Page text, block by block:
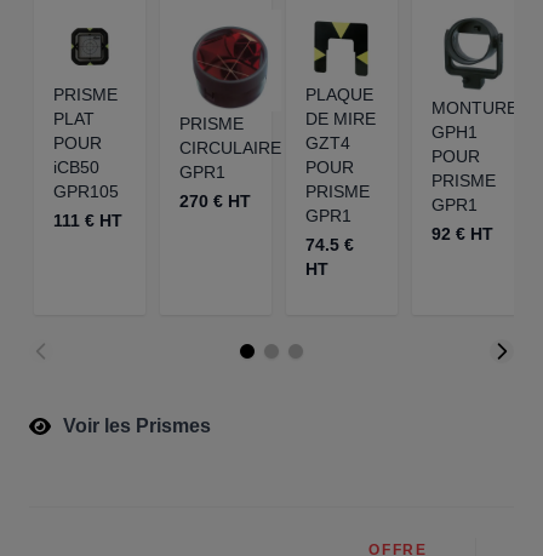
PRISME
PLAT
POUR
iCB50
GPR105
111 € HT
PRISME
CIRCULAIRE
GPR1
270 € HT
PLAQUE
DE MIRE
GZT4
POUR
PRISME
GPR1
74.5 €
HT
MONTURE
GPH1
POUR
PRISME
GPR1
92 € HT
Voir les Prismes
OFFRE